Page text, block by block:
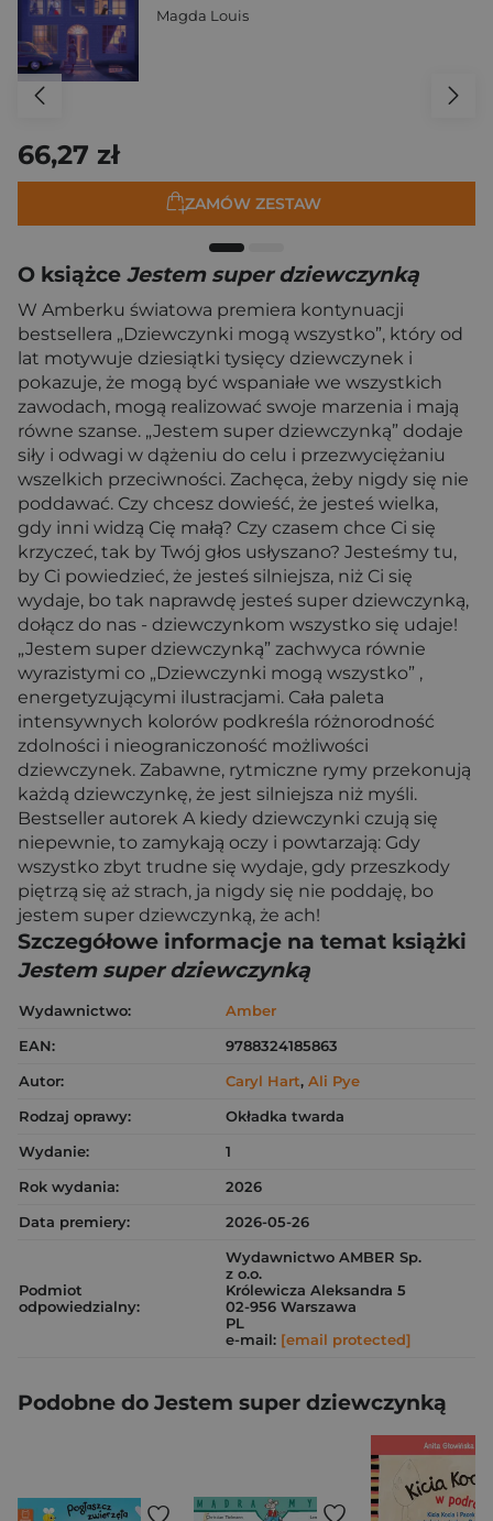
Magda Louis
66,27 zł
ZAMÓW ZESTAW
O książce Jestem super dziewczynką
W Amberku światowa premiera kontynuacji
bestsellera „Dziewczynki mogą wszystko”, który od
lat motywuje dziesiątki tysięcy dziewczynek i
pokazuje, że mogą być wspaniałe we wszystkich
zawodach, mogą realizować swoje marzenia i mają
równe szanse. „Jestem super dziewczynką” dodaje
siły i odwagi w dążeniu do celu i przezwyciężaniu
wszelkich przeciwności. Zachęca, żeby nigdy się nie
poddawać. Czy chcesz dowieść, że jesteś wielka,
gdy inni widzą Cię małą? Czy czasem chce Ci się
krzyczeć, tak by Twój głos usłyszano? Jesteśmy tu,
by Ci powiedzieć, że jesteś silniejsza, niż Ci się
wydaje, bo tak naprawdę jesteś super dziewczynką,
dołącz do nas - dziewczynkom wszystko się udaje!
„Jestem super dziewczynką” zachwyca równie
wyrazistymi co „Dziewczynki mogą wszystko” ,
energetyzującymi ilustracjami. Cała paleta
intensywnych kolorów podkreśla różnorodność
zdolności i nieograniczoność możliwości
dziewczynek. Zabawne, rytmiczne rymy przekonują
każdą dziewczynkę, że jest silniejsza niż myśli.
Bestseller autorek A kiedy dziewczynki czują się
niepewnie, to zamykają oczy i powtarzają: Gdy
wszystko zbyt trudne się wydaje, gdy przeszkody
piętrzą się aż strach, ja nigdy się nie poddaję, bo
jestem super dziewczynką, że ach!
Szczegółowe informacje na temat książki
Jestem super dziewczynką
Wydawnictwo:
Amber
EAN:
9788324185863
Autor:
Caryl Hart, Ali Pye
Rodzaj oprawy:
Okładka twarda
Wydanie:
1
Rok wydania:
2026
Data premiery:
2026-05-26
Podmiot
odpowiedzialny:
Wydawnictwo AMBER Sp.
z o.o.
Królewicza Aleksandra 5
02-956 Warszawa
PL
e-mail: [email protected]
Podobne do Jestem super dziewczynką